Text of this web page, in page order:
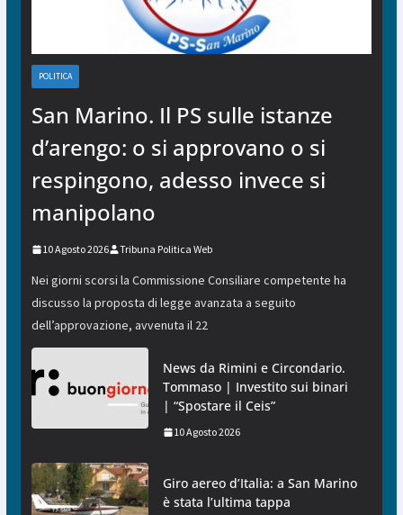
POLITICA
San Marino. Il PS sulle istanze
d’arengo: o si approvano o si
respingono, adesso invece si
manipolano
10 Agosto 2026 Tribuna Politica Web
Nei giorni scorsi la Commissione Consiliare competente ha
discusso la proposta di legge avanzata a seguito
dell’approvazione, avvenuta il 22
News da Rimini e Circondario.
Tommaso | Investito sui binari
| “Spostare il Ceis”
10 Agosto 2026
Giro aereo d’Italia: a San Marino
è stata l’ultima tappa